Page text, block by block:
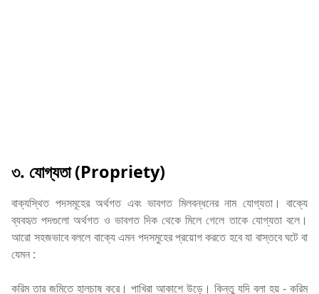
৩. যোগ্যতা (Propriety)
বাক্যস্থিত পদসমূহের অর্থগত এবং ভাবগত মিলবন্ধনের নাম যোগ্যতা। বাক্যে
ব্যবহৃত পদগুলো অর্থগত ও ভাবগত দিক থেকে মিলে গেলে তাকে যোগ্যতা বলে।
আরো সহজভাবে বললে বাক্যে এমন পদসমুহের প্রয়োগ করতে হবে যা বাস্তবে ঘটে বা
যেমন :
করিম তার জমিতে হালচাষ করে। পাখিরা আকাশে উড়ে। কিন্তু যদি বলা হয় - করিম